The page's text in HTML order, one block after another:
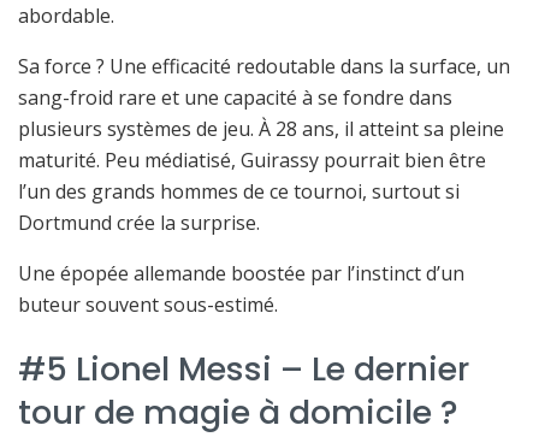
abordable.
Sa force ? Une efficacité redoutable dans la surface, un
sang-froid rare et une capacité à se fondre dans
plusieurs systèmes de jeu. À 28 ans, il atteint sa pleine
maturité. Peu médiatisé, Guirassy pourrait bien être
l’un des grands hommes de ce tournoi, surtout si
Dortmund crée la surprise.
Une épopée allemande boostée par l’instinct d’un
buteur souvent sous-estimé.
#5 Lionel Messi – Le dernier
tour de magie à domicile ?